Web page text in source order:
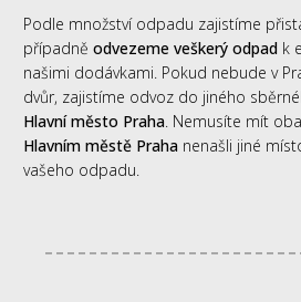
Podle množství odpadu zajistíme
případně odvezeme veškerý odpad k
našimi dodávkami. Pokud nebude v
dvůr, zajistíme odvoz do jiného
Hlavní město Praha. Nemusíte mít
Hlavním městě Praha nenašli jiné
vašeho odpadu.